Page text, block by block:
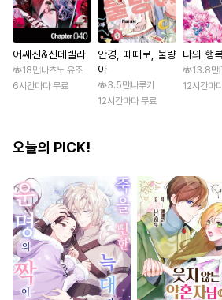
어쌔신&신데렐라
18만나츠노 유조
6시간마다 무료
안경, 때때로, 불량
아
3.5만나루키
12시간마다 무료
나의 행
13.8만
12시간마
오늘의 PICK!